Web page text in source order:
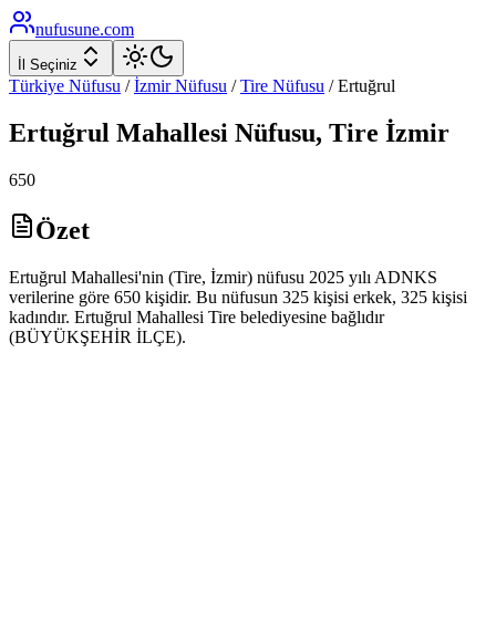
nufusune.com
İl Seçiniz
Türkiye Nüfusu / İzmirNüfusu / Tire Nüfusu /Ertuğrul
Ertuğrul Mahallesi Nüfusu, Tire İzmir
650
Özet
Ertuğrul Mahallesi'nin (Tire, İzmir) nüfusu 2025 yılı ADNKS
verilerine göre 650 kişidir. Bu nüfusun 325 kişisi erkek, 325 kişisi
kadındır. Ertuğrul Mahallesi Tire belediyesine bağlıdır
(BÜYÜKŞEHİR İLÇE).